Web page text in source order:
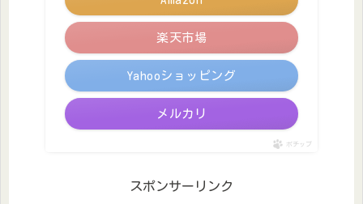
楽天市場
Yahooショッピング
メルカリ
ポチップ
スポンサーリンク